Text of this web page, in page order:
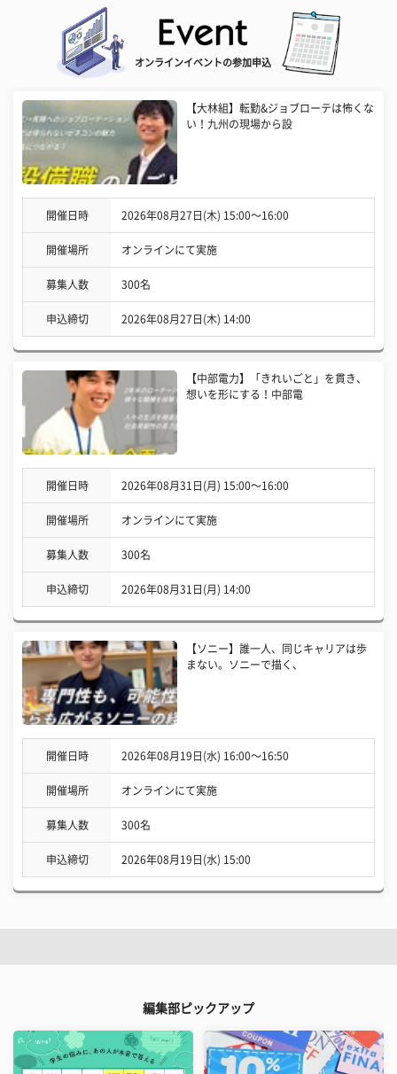
オンラインイベントの参加申込
【大林組】転勤&ジョブローテは怖くな
い！九州の現場から設
開催日時 2026年08月27日(木) 15:00〜16:00
開催場所 オンラインにて実施
募集人数 300名
申込締切 2026年08月27日(木) 14:00
【中部電力】「きれいごと」を貫き、
想いを形にする！中部電
開催日時 2026年08月31日(月) 15:00〜16:00
開催場所 オンラインにて実施
募集人数 300名
申込締切 2026年08月31日(月) 14:00
【ソニー】誰一人、同じキャリアは歩
まない。ソニーで描く、
開催日時 2026年08月19日(水) 16:00〜16:50
開催場所 オンラインにて実施
募集人数 300名
申込締切 2026年08月19日(水) 15:00
編集部ピックアップ